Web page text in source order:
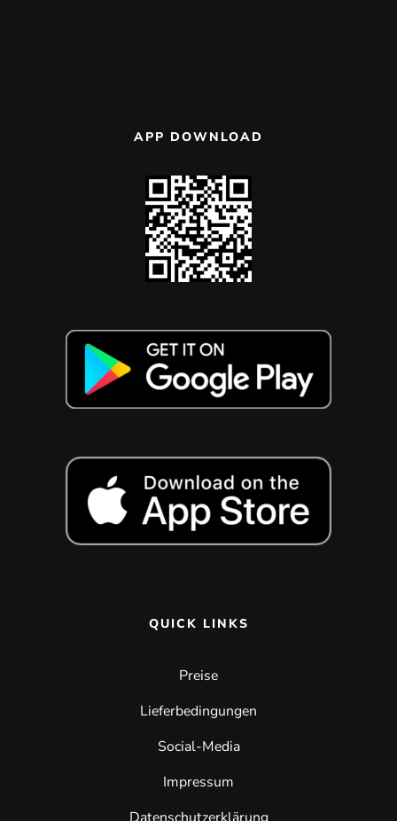
APP DOWNLOAD
QUICK LINKS
Preise
Lieferbedingungen
Social-Media
Impressum